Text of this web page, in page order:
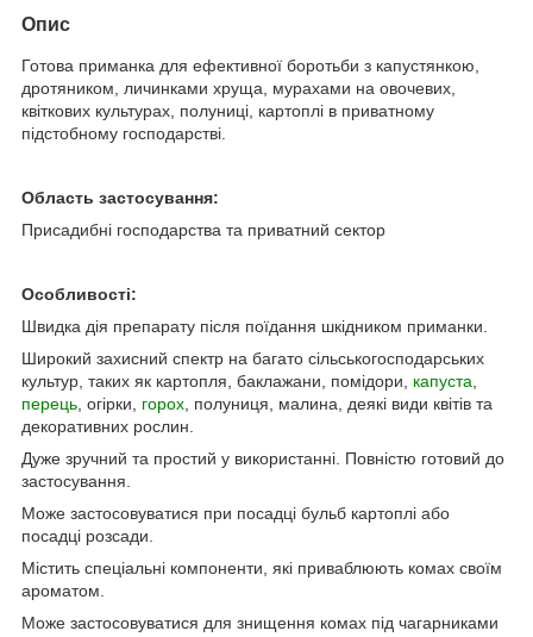
Опис
Готова приманка для ефективної боротьби з капустянкою,
дротяником, личинками хруща, мурахами на овочевих,
квіткових культурах, полуниці, картоплі в приватному
підстобному господарстві.
Область застосування:
Присадибні господарства та приватний сектор
Особливості:
Швидка дія препарату після поїдання шкідником приманки.
Широкий захисний спектр на багато сільськогосподарських
культур, таких як картопля, баклажани, помідори, капуста
перець , огірки, горох , полуниця, малина, деякі види квітів та
декоративних рослин.
Дуже зручний та простий у використанні. Повністю готовий до
застосування.
Може застосовуватися при посадці бульб картоплі або
посадці розсади.
Містить спеціальні компоненти, які приваблюють комах своїм
ароматом.
Може застосовуватися для знищення комах під чагарниками